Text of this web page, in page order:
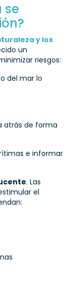
se
y los
un
riesgos:
del mar lo
atrás de forma
e informar
. Las
el